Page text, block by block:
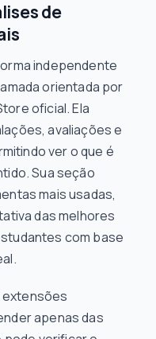
de
independente
orientada por
oficial. Ela
avaliações e
ver o que é
Sua seção
mais usadas,
das melhores
com base
extensões
apenas das